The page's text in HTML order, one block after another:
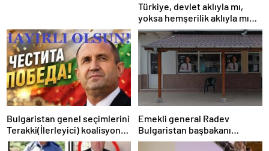
Türkiye, devlet aklıyla mı,
yoksa hemşerilik aklıyla mı
yönetiliyor?
Bulgaristan genel seçimlerini
Terakki(İlerleyici) koalisyonu
kazandı
Emekli general Radev
Bulgaristan başbakanı
olabilecek mi?